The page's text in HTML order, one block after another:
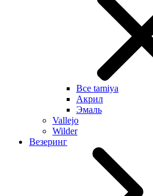
Все tamiya
Акрил
Эмаль
Vallejo
Wilder
Везеринг